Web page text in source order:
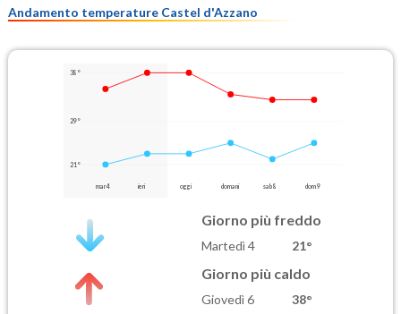
Andamento temperature Castel d'Azzano
38°
29°
21°
mar 4 ieri oggi domani sab 8 dom 9
Giorno più freddo
Martedì 4 21°
Giorno più caldo
Giovedì 6 38°